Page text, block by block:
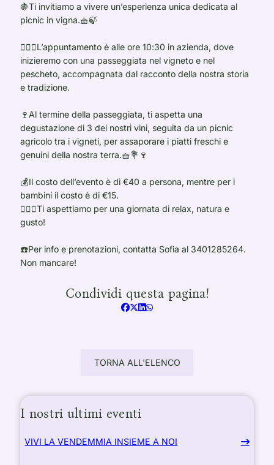
🍇Ti invitiamo a vivere un’esperienza unica dedicata al
picnic in vigna.🧺🍃
🚶🏻‍♀️L’appuntamento è alle ore 10:30 in azienda, dove
inizieremo con una passeggiata nel vigneto e nel
pescheto, accompagnata dal racconto della nostra storia
e tradizione.
🍷Al termine della passeggiata, ti aspetta una
degustazione di 3 dei nostri vini, seguita da un picnic
agricolo tra i vigneti, per assaporare i piatti freschi e
genuini della nostra terra.🧺💐🍷
💰Il costo dell’evento è di €40 a persona, mentre per i
bambini il costo è di €15.
🧘🏻‍♀️Ti aspettiamo per una giornata di relax, natura e
gusto!
☎️Per info e prenotazioni, contatta Sofia al 3401285264.
Non mancare!
Condividi questa pagina!
TORNA ALL'ELENCO
I nostri ultimi eventi
VIVI LA VENDEMMIA INSIEME A NOI